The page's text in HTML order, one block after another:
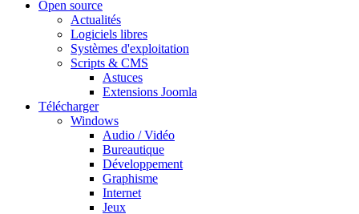
Open source
Actualités
Logiciels libres
Systèmes d'exploitation
Scripts & CMS
Astuces
Extensions Joomla
Télécharger
Windows
Audio / Vidéo
Bureautique
Développement
Graphisme
Internet
Jeux